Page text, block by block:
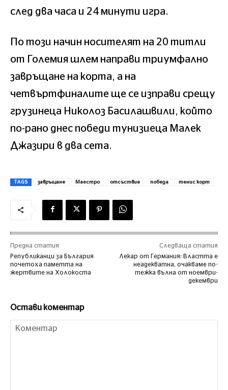
след два часа и 24 минути игра.
По този начин носителят на 20 титли
от Големия шлем направи триумфално
завръщане на корта, а на
четвъртфиналите ще се изправи срещу
грузинеца Николоз Басилашвили, който
по-рано днес победи тунизиеца Малек
Джазири в два сета.
TAGS завръщане Маестро отсъствие победа тенис корт
Предна статия
Републиканци за България
почетоха паметта на
жертвите на Холокоста
Следваща статия
Лекар от Германия: Властта е
неадекватна, очакваме по-
тежка вълна от ноември-
декември
Остави коментар